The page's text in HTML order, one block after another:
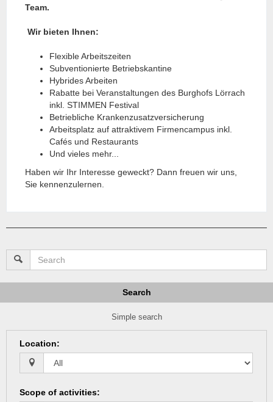
Team.
Wir bieten Ihnen:
Flexible Arbeitszeiten
Subventionierte Betriebskantine
Hybrides Arbeiten
Rabatte bei Veranstaltungen des Burghofs Lörrach
inkl. STIMMEN Festival
Betriebliche Krankenzusatzversicherung
Arbeitsplatz auf attraktivem Firmencampus inkl.
Cafés und Restaurants
Und vieles mehr...
Haben wir Ihr Interesse geweckt? Dann freuen wir uns,
Sie kennenzulernen.
Search
Simple search
Location:
Scope of activities: